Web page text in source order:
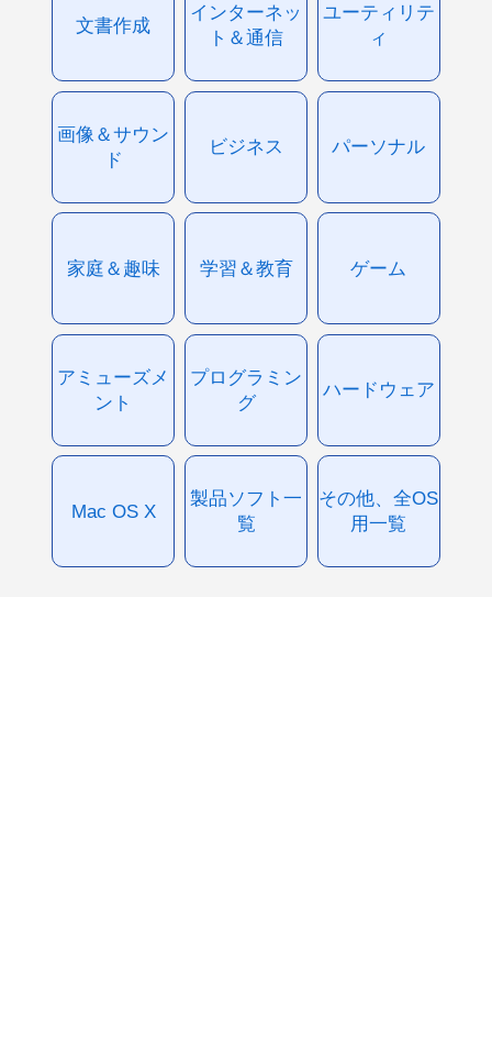
文書作成
インターネッ
ト＆通信
ユーティリテ
ィ
画像＆サウン
ド
ビジネス パーソナル
家庭＆趣味 学習＆教育 ゲーム
アミューズメ
ント
プログラミン
グ
ハードウェア
Mac OS X
製品ソフト一
覧
その他、全OS
用一覧